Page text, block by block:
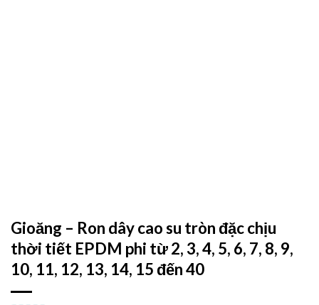
Gioăng – Ron dây cao su tròn đặc chịu
thời tiết EPDM phi từ 2, 3, 4, 5, 6, 7, 8, 9,
10, 11, 12, 13, 14, 15 đến 40